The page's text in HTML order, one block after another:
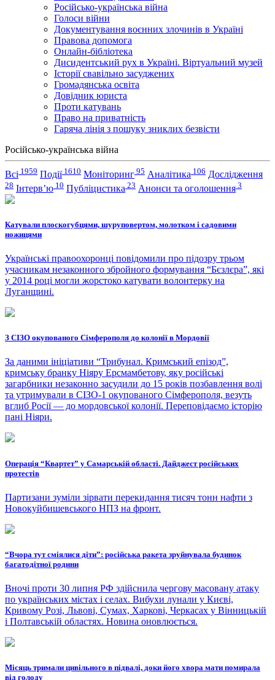
Російсько-українська війна
Голоси війни
Документування воєнних злочинів в Україні
Правова допомога
Онлайн-бібліотека
Дисидентський рух в Україні. Віртуальний музей
Історії свавільно засуджених
Громадянська освіта
Довідник юриста
Проти катувань
Право на приватність
Гаряча лінія з пошуку зниклих безвісти
Російсько-українська війна
Всі 1959 Події1610 Моніторинг 95 Аналітика 106 Дослідження
28 Інтерв’ю 10 Публіцистика 23 Анонси та оголошення 3
Катували плоскогубцями, шуруповертом, молотком і садовими
ножицями
Українські правоохоронці повідомили про підозру трьом
учасникам незаконного збройного формування “Бєзлєра”, які
у 2014 році могли жорстоко катувати волонтерку на
Луганщині.
З СІЗО окупованого Сімферополя до колонії в Мордовії
За даними ініціативи “Трибунал. Кримський епізод”,
кримську бранку Ніяру Ерсмамбетову, яку російські
загарбники незаконно засудили до 15 років позбавлення волі
та утримували в СІЗО-1 окупованого Сімферополя, везуть
вглиб Росії — до мордовської колонії. Переповідаємо історію
пані Ніяри.
Операція “Квартет” у Самарській області. Дайджест російських
протестів
Партизани зуміли зірвати перекидання тисяч тонн нафти з
Новокуйбишевського НПЗ на фронт.
“Вчора тут сміялися діти”: російська ракета зруйнувала будинок
багатодітної родини
Вночі проти 30 липня РФ здійснила чергову масовану атаку
по українських містах і селах. Вибухи лунали у Києві,
Кривому Розі, Львові, Сумах, Харкові, Черкасах у Вінницькій
і Полтавській областях. Новина оновлюється.
Місяць тримали цивільного в підвалі, доки його хвора мати помирала
від голоду